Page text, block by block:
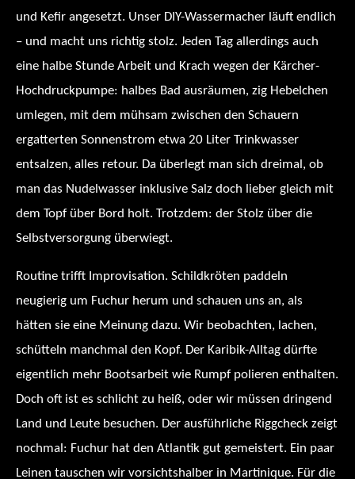
und Kefir angesetzt. Unser DIY-Wassermacher läuft endlich
– und macht uns richtig stolz. Jeden Tag allerdings auch
eine halbe Stunde Arbeit und Krach wegen der Kärcher-
Hochdruckpumpe: halbes Bad ausräumen, zig Hebelchen
umlegen, mit dem mühsam zwischen den Schauern
ergatterten Sonnenstrom etwa 20 Liter Trinkwasser
entsalzen, alles retour. Da überlegt man sich dreimal, ob
man das Nudelwasser inklusive Salz doch lieber gleich mit
dem Topf über Bord holt. Trotzdem: der Stolz über die
Selbstversorgung überwiegt.
Routine trifft Improvisation. Schildkröten paddeln
neugierig um Fuchur herum und schauen uns an, als
hätten sie eine Meinung dazu. Wir beobachten, lachen,
schütteln manchmal den Kopf. Der Karibik-Alltag dürfte
eigentlich mehr Bootsarbeit wie Rumpf polieren enthalten.
Doch oft ist es schlicht zu heiß, oder wir müssen dringend
Land und Leute besuchen. Der ausführliche Riggcheck zeigt
nochmal: Fuchur hat den Atlantik gut gemeistert. Ein paar
Leinen tauschen wir vorsichtshalber in Martinique. Für die